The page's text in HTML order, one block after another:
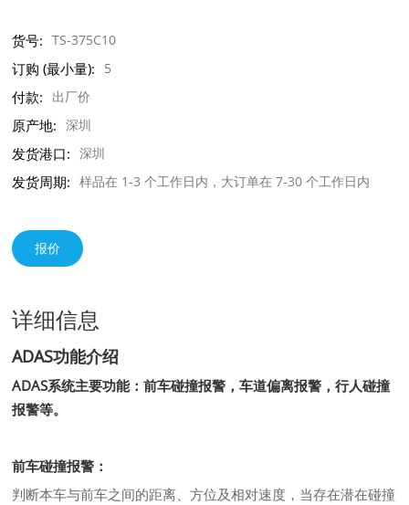
货号: TS-375C10
订购 (最小量): 5
付款: 出厂价
原产地: 深圳
发货港口: 深圳
发货周期: 样品在 1-3 个工作日内，大订单在 7-30 个工作日内
报价
详细信息
ADAS功能介绍
ADAS系统主要功能：前车碰撞报警，车道偏离报警，行人碰撞
报警等。
前车碰撞报警：
判断本车与前车之间的距离、方位及相对速度，当存在潜在碰撞